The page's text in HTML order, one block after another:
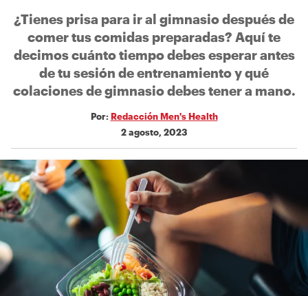
¿Tienes prisa para ir al gimnasio después de
comer tus comidas preparadas? Aquí te
decimos cuánto tiempo debes esperar antes
de tu sesión de entrenamiento y qué
colaciones de gimnasio debes tener a mano.
Por: Redacción Men's Health
2 agosto, 2023